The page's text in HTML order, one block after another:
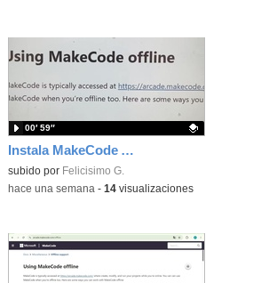
Instala MakeCode Arcade para trabajar offline en tu tablet, ordenador, Chromebook
Contenido educativo.
subido por Felicisimo G.
00′ 59″
-hace una semana - 14visualizaciones